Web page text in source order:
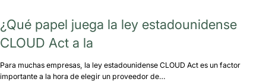
¿Qué papel juega la ley estadounidense
CLOUD Act a la
Para muchas empresas, la ley estadounidense CLOUD Act es un factor
importante a la hora de elegir un proveedor de…